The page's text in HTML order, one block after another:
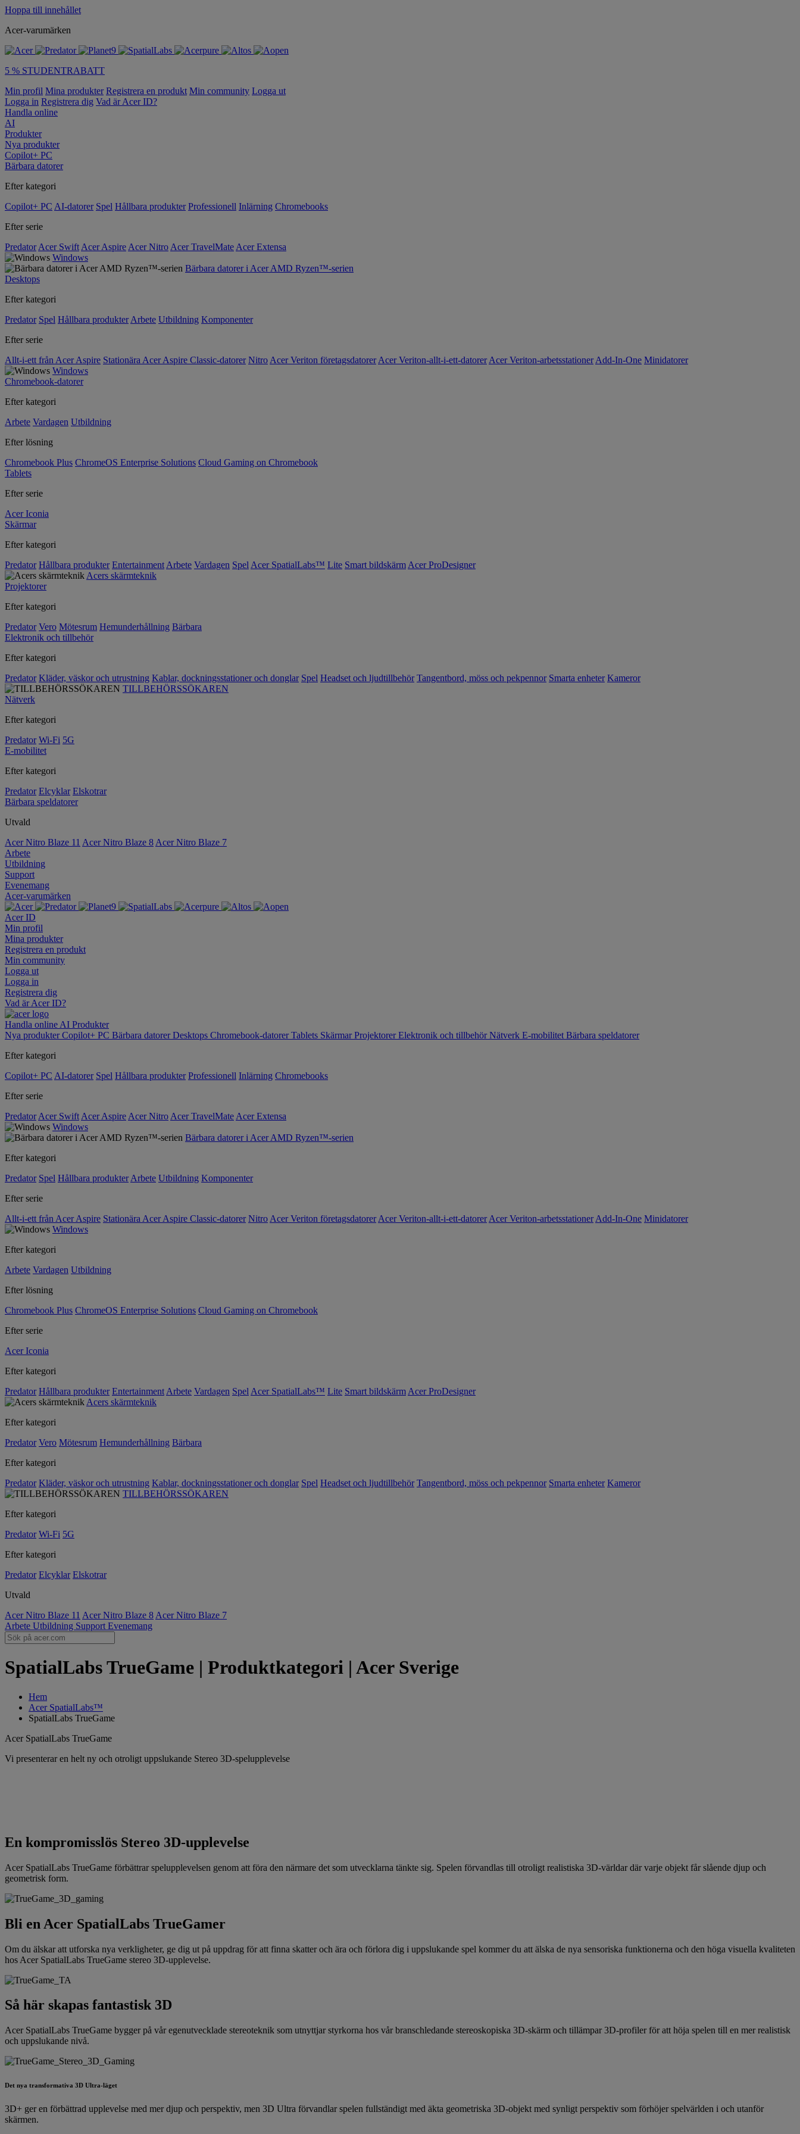
Hoppa till innehållet
Acer-varumärken
5 % STUDENTRABATT
Min profil Mina produkter Registrera en produkt Min community Logga ut
Logga in Registrera dig Vad är Acer ID?
Handla online
AI
Produkter
Nya produkter
Copilot+ PC
Bärbara datorer
Efter kategori
Copilot+ PC AI-datorer Spel Hållbara produkter Professionell Inlärning Chromebooks
Efter serie
Predator Acer Swift Acer Aspire Acer Nitro Acer TravelMate Acer Extensa
Windows
Bärbara datorer i Acer AMD Ryzen™-serien
Desktops
Efter kategori
Predator Spel Hållbara produkter Arbete Utbildning Komponenter
Efter serie
Allt-i-ett från Acer Aspire Stationära Acer Aspire Classic-datorer Nitro Acer Veriton företagsdatorer Acer Veriton-allt-i-ett-datorer Acer Veriton-arbetsstationer Add-In-One Minidatorer
Windows
Chromebook-datorer
Efter kategori
Arbete Vardagen Utbildning
Efter lösning
Chromebook Plus ChromeOS Enterprise Solutions Cloud Gaming on Chromebook
Tablets
Efter serie
Acer Iconia
Skärmar
Efter kategori
Predator Hållbara produkter Entertainment Arbete Vardagen Spel Acer SpatialLabs™ Lite Smart bildskärm Acer ProDesigner
Acers skärmteknik
Projektorer
Efter kategori
Predator Vero Mötesrum Hemunderhållning Bärbara
Elektronik och tillbehör
Efter kategori
Predator Kläder, väskor och utrustning Kablar, dockningsstationer och donglar Spel Headset och ljudtillbehör Tangentbord, möss och pekpennor Smarta enheter Kameror
TILLBEHÖRSSÖKAREN
Nätverk
Efter kategori
Predator Wi-Fi 5G
E-mobilitet
Efter kategori
Predator Elcyklar Elskotrar
Bärbara speldatorer
Utvald
Acer Nitro Blaze 11 Acer Nitro Blaze 8 Acer Nitro Blaze 7
Arbete
Utbildning
Support
Evenemang
Acer-varumärken
Acer ID
Min profil
Mina produkter
Registrera en produkt
Min community
Logga ut
Logga in
Registrera dig
Vad är Acer ID?
Handla online AI Produkter
Nya produkterCopilot+ PC Bärbara datorerDesktops Chromebook-datorerTablets SkärmarProjektorerElektronik och tillbehörNätverk E-mobilitet Bärbara speldatorer
Efter kategori
Copilot+ PC AI-datorer Spel Hållbara produkter Professionell Inlärning Chromebooks
Efter serie
Predator Acer Swift Acer Aspire Acer Nitro Acer TravelMate Acer Extensa
Windows
Bärbara datorer i Acer AMD Ryzen™-serien
Efter kategori
Predator Spel Hållbara produkter Arbete Utbildning Komponenter
Efter serie
Allt-i-ett från Acer Aspire Stationära Acer Aspire Classic-datorer Nitro Acer Veriton företagsdatorer Acer Veriton-allt-i-ett-datorer Acer Veriton-arbetsstationer Add-In-One Minidatorer
Windows
Efter kategori
Arbete Vardagen Utbildning
Efter lösning
Chromebook Plus ChromeOS Enterprise Solutions Cloud Gaming on Chromebook
Efter serie
Acer Iconia
Efter kategori
Predator Hållbara produkter Entertainment Arbete Vardagen Spel Acer SpatialLabs™ Lite Smart bildskärm Acer ProDesigner
Acers skärmteknik
Efter kategori
Predator Vero Mötesrum Hemunderhållning Bärbara
Efter kategori
Predator Kläder, väskor och utrustning Kablar, dockningsstationer och donglar Spel Headset och ljudtillbehör Tangentbord, möss och pekpennor Smarta enheter Kameror
TILLBEHÖRSSÖKAREN
Efter kategori
Predator Wi-Fi 5G
Efter kategori
Predator Elcyklar Elskotrar
Utvald
Acer Nitro Blaze 11 Acer Nitro Blaze 8 Acer Nitro Blaze 7
Arbete Utbildning Support Evenemang
SpatialLabs TrueGame | Produktkategori | Acer Sverige
Hem
Acer SpatialLabs™
SpatialLabs TrueGame
Acer SpatialLabs TrueGame
Vi presenterar en helt ny och otroligt uppslukande Stereo 3D-spelupplevelse
En kompromisslös Stereo 3D-upplevelse
Acer SpatialLabs TrueGame förbättrar spelupplevelsen genom att föra den närmare det som utvecklarna tänkte sig. Spelen förvandlas till otroligt realistiska 3D-världar där varje objekt får slående djup och
geometrisk form.
Bli en Acer SpatialLabs TrueGamer
Om du älskar att utforska nya verkligheter, ge dig ut på uppdrag för att finna skatter och ära och förlora dig i uppslukande spel kommer du att älska de nya sensoriska funktionerna och den höga visuella kvaliteten
hos Acer SpatialLabs TrueGame stereo 3D-upplevelse.
Så här skapas fantastisk 3D
Acer SpatialLabs TrueGame bygger på vår egenutvecklade stereoteknik som utnyttjar styrkorna hos vår branschledande stereoskopiska 3D-skärm och tillämpar 3D-profiler för att höja spelen till en mer realistisk
och uppslukande nivå.
Det nya transformativa 3D Ultra-läget
3D+ ger en förbättrad upplevelse med mer djup och perspektiv, men 3D Ultra förvandlar spelen fullständigt med äkta geometriska 3D-objekt med synligt perspektiv som förhöjer spelvärlden i och utanför
skärmen.